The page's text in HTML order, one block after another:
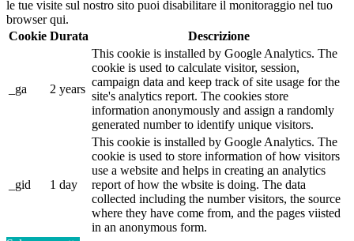
le tue visite sul nostro sito puoi disabilitare il monitoraggio nel tuo
browser qui.
Cookie Durata Descrizione
_ga 2 years
This cookie is installed by Google Analytics. The
cookie is used to calculate visitor, session,
campaign data and keep track of site usage for the
site's analytics report. The cookies store
information anonymously and assign a randomly
generated number to identify unique visitors.
_gid 1 day
This cookie is installed by Google Analytics. The
cookie is used to store information of how visitors
use a website and helps in creating an analytics
report of how the wbsite is doing. The data
collected including the number visitors, the source
where they have come from, and the pages viisted
in an anonymous form.